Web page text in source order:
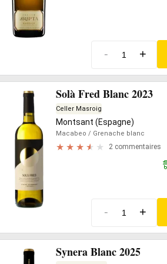
- +
Solà Fred Blanc 2023
Celler Masroig
Montsant (Espagne)
Macabeo / Grenache blanc
2 commentaires
- +
Synera Blanc 2025